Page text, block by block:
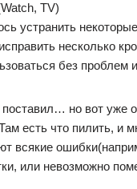
TV)
устранить
несколько
без проблем
но вот уже о
есть что пилить, и
всякие
или невозможно